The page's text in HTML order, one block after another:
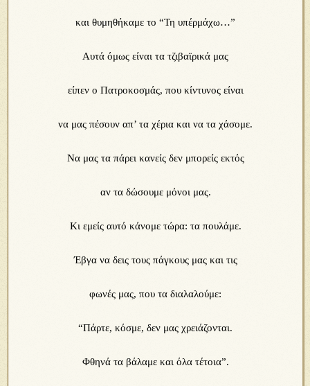
και θυμηθήκαμε το “Τη υπέρμάχω…”
Αυτά όμως είναι τα τζιβαϊρικά μας
είπεν ο Πατροκοσμάς, που κίντυνος είναι
να μας πέσουν απ’ τα χέρια και να τα χάσομε.
Να μας τα πάρει κανείς δεν μπορείς εκτός
αν τα δώσουμε μόνοι μας.
Κι εμείς αυτό κάνομε τώρα: τα πουλάμε.
Έβγα να δεις τους πάγκους μας και τις
φωνές μας, που τα διαλαλούμε:
“Πάρτε, κόσμε, δεν μας χρειάζονται.
Φθηνά τα βάλαμε και όλα τέτοια”.